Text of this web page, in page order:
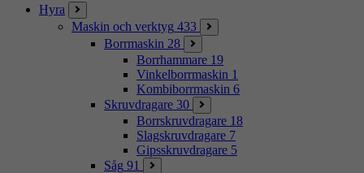
Hyra
Maskin och verktyg 433
Borrmaskin 28
Borrhammare 19
Vinkelborrmaskin 1
Kombiborrmaskin 6
Skruvdragare 30
Borrskruvdragare 18
Slagskruvdragare 7
Gipsskruvdragare 5
Såg 91